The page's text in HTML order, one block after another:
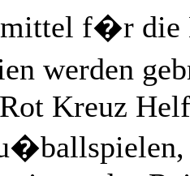
f�r die
werden
Kreuz